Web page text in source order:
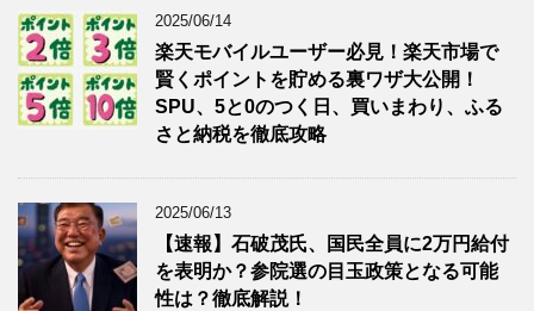
2025/06/14
楽天モバイルユーザー必見！楽天市場で
賢くポイントを貯める裏ワザ大公開！
SPU、5と0のつく日、買いまわり、ふる
さと納税を徹底攻略
2025/06/13
【速報】石破茂氏、国民全員に2万円給付
を表明か？参院選の目玉政策となる可能
性は？徹底解説！